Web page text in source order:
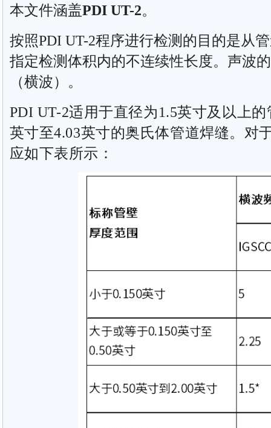
本文件涵盖PDI UT-2。
按照PDI UT-2程序进行检测的目的是从
指定检测体积内的不连续性长度。声波
（横波）。
PDI UT-2适用于直径为1.5英寸及以上
英寸至4.03英寸的奥氏体管道焊缝。对
应如下表所示：